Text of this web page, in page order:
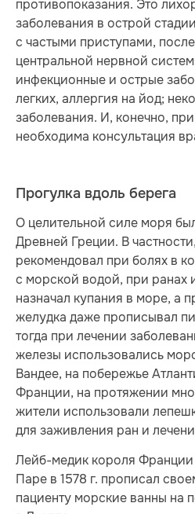
противопоказания. Это
заболевания в острой
с частыми приступами,
центральной нервной
инфекционные и острые
легких, аллергия на йод;
заболевания. И, конечно,
необходима консультация
Прогулка вдоль берега
О целительной силе моря
Древней Греции. В
рекомендовал при болях в
с морской водой, при ранах
назначал купания в море, а
желудка даже прописывал
тогда при лечении
железы использовались
Вандее, на побережье
Франции, на протяжении
жители использовали
для заживления ран и
Лейб-медик короля Франции
Паре в 1578 г. прописал
пациенту морские ванны на